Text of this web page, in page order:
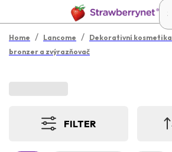
Home / Lancome / Dekorativní kosmetika
bronzer a zvýrazňovač
FILTER